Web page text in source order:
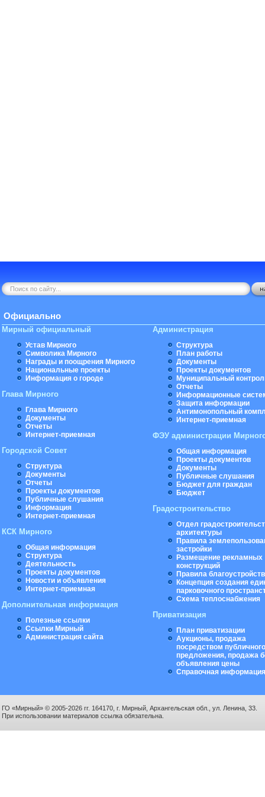
Официально
Мирный официальный
Устав Мирного
Символика Мирного
Награды и поощрения Мирного
Национальные проекты
Информация о городе
Глава Мирного
Глава Мирного
Документы
Отчеты
Интернет-приемная
Городской Совет
Структура
Документы
Отчеты
Проекты документов
Публичные слушания
Информация
Интернет-приемная
КСК Мирного
Общая информация
Структура
Деятельность
Проекты документов
Новости и объявления
Интернет-приемная
Дополнительная информация
Полезные ссылки
Ссылки Мирный
Администрация сайта
Администрация
Структура
План работы
Документы
Проекты документов
Муниципальный
Отчеты
Информационные
Защита информации
Антимонопольный
Интернет-приемная
ФЭУ администрации
Общая информация
Проекты документов
Документы
Публичные слушания
Бюджет для граждан
Бюджет
Градостроительство
Отдел
архитектуры
Правила
застройки
Размещение рекламных
конструкций
Правила
Концепция создания
парковочного
Схема теплоснабжения
Приватизация
План приватизации
Аукционы, продажа
посредством публичного
предложения, продажа
объявления цены
Справочная информация
ГО «Мирный» © 2005-2026 гг. 164170, г. Мирный, Архангельская обл., ул. Ленина, 33.
При использовании материалов ссылка обязательна.